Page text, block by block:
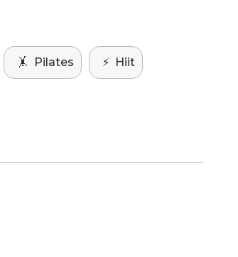
🤸 Pilates ⚡️ Hiit